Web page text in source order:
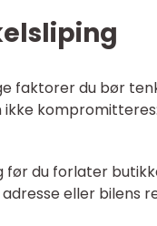
faktorer du bør
kompromitteres:
før du forlater
eller bilens